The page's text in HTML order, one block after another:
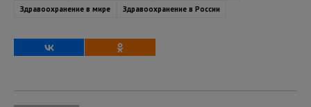
Здравоохранение в мире
Здравоохранение в России